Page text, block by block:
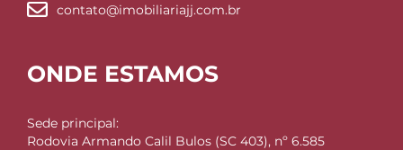
contato@imobiliariajj.com.br
ONDE ESTAMOS
Sede principal:
Rodovia Armando Calil Bulos (SC 403), nº 6.585